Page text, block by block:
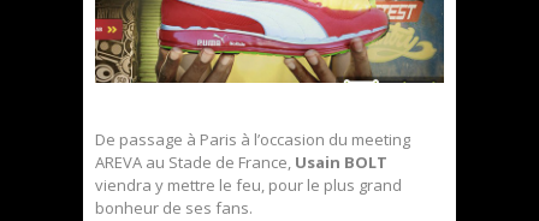
De passage à Paris à l’occasion du meeting
AREVA au Stade de France, Usain BOLT
viendra y mettre le feu, pour le plus grand
bonheur de ses fans.